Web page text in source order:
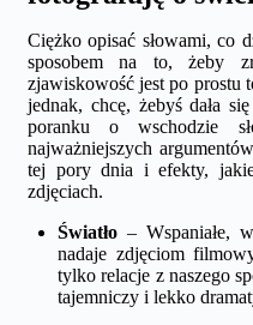
Ciężko opisać słowami, co
sposobem na to, żeby
zjawiskowość jest po prostu
jednak, chcę, żebyś dała
poranku o wschodzie
najważniejszych
tej pory dnia i efekty,
zdjęciach.
Światło – Wspaniałe,
nadaje zdjęciom
tylko relacje z naszego
tajemniczy i lekko